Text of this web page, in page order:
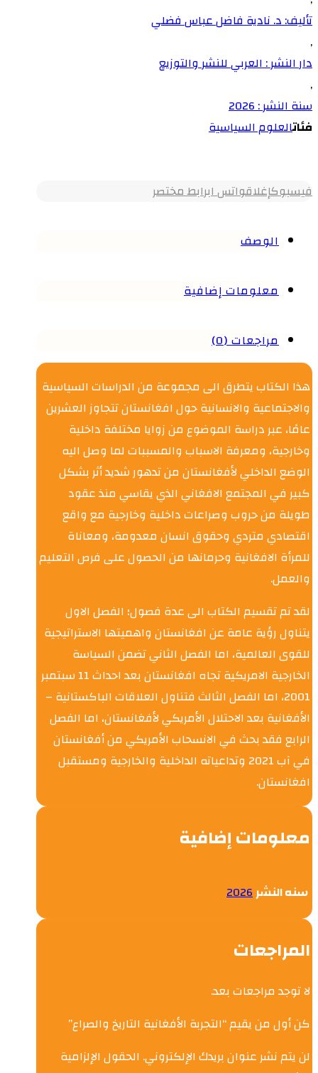
تأليف: د. نادية فاضل عباس فضلي
,
دار النشر : العربي للنشر والتوزيع
,
سنة النشر : 2026
فئاتالعلوم السياسية
فيسبوكإغلاقواتس ابرابط مختصر
الوصف
معلومات إضافية
مراجعات (0)
هذا الكتاب يتطرق الى مجموعة من الدراسات السياسية
والاجتماعية والانسانية حول افغانستان تتجاوز العشرين
عامًا، عبر دراسة الموضوع من زوايا مختلفة داخلية
وخارجية، ومعرفة الاسباب والمسببات لما وصل اليه
الوضع الداخلي لأفغانستان من تدهور شديد أثر بشكل
كبير في المجتمع الافغاني الذي يقاسي منذ عقود
طويلة من حروب وصراعات داخلية وخارجية مع واقع
اقتصادي متردي وحقوق انسان معدومة، ومعاناة
للمرأة الافغانية وحرمانها من الحصول على فرص التعليم
والعمل.
لقد تم تقسيم الكتاب الى عدة فصول؛ الفصل الاول
يتناول رؤية عامة عن افغانستان واهميتها الاستراتيجية
للقوى العالمية، اما الفصل الثاني تضمن السياسة
الخارجية الامريكية تجاه افغانستان بعد احداث 11 سبتمبر
2001، اما الفصل الثالث فتناول العلاقات الباكستانية –
الأفغانية بعد الاحتلال الأمريكي لأفغانستان، اما الفصل
الرابع فقد بحث في الانسحاب الأمريكي من أفغانستان
في آب 2021 وتداعياته الداخلية والخارجية ومستقبل
افغانستان.
معلومات إضافية
سنه النشر2026
المراجعات
لا توجد مراجعات بعد.
كن أول من يقيم “التجربة الأفغانية التاريخ والصراع”
لن يتم نشر عنوان بريدك الإلكتروني. الحقول الإلزامية